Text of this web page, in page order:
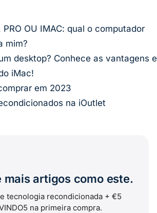
PRO OU IMAC: qual o computador
mim?
desktop? Conhece as vantagens e
iMac!
em 2023
na iOutlet
mais artigos como este.
tecnologia recondicionada + €5
na primeira compra.